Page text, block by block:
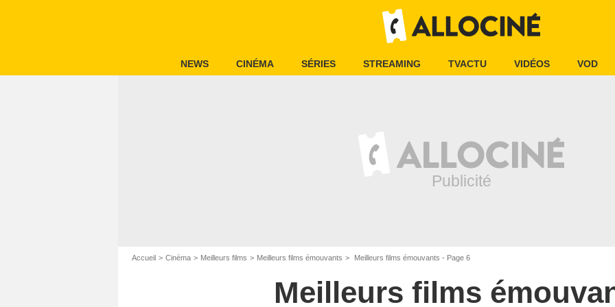
NEWS CINÉMA SÉRIES STREAMING TVACTU VIDÉOS VOD
Accueil Cinéma Meilleurs films Meilleurs films émouvants Meilleurs films émouvants - Page 6
Meilleurs films